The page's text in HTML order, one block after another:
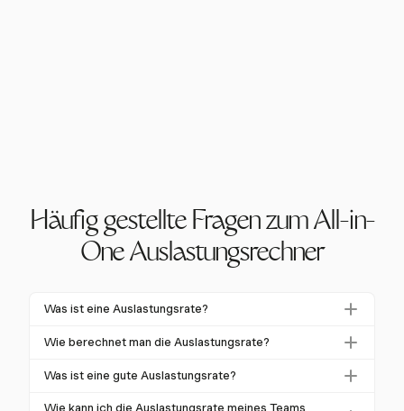
Häufig gestellte Fragen zum All-in-
One Auslastungsrechner
Was ist eine Auslastungsrate?
Die Auslastungsrate misst den Prozentsatz der
oder Teams, produktiv genutzt werden. Sie wird
Wie berechnet man die Auslastungsrate?
Um die Auslastungsrate zu berechnen, bestimmen
Was ist eine gute Auslastungsrate?
Eine gute Auslastungsrate variiert je nach Branche,
Wie kann ich die Auslastungsrate meines Teams